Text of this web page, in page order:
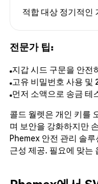
적합 대상 정기적인
전문가 팁:
지갑 시드 구문을 안전
고유 비밀번호 사용 및
먼저 소액으로 송금 테
콜드 월렛은 개인 키를
며 보안을 강화하지만
Phemex 안전 관리 솔
근성 제공. 필요에 맞는